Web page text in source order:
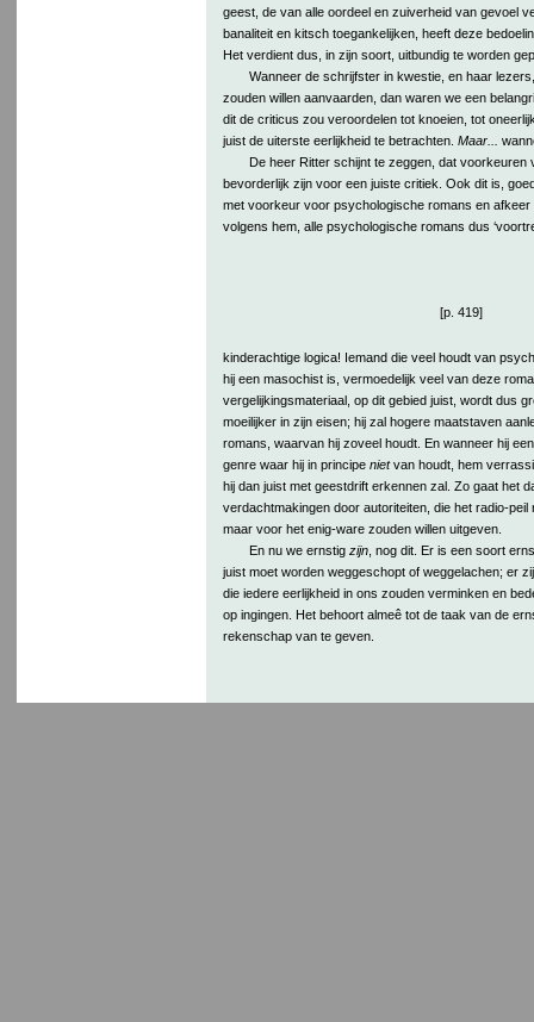
geest, de van alle oordeel en zuiverheid van gevoel
banaliteit en kitsch toegankelijken, heeft deze
Het verdient dus, in zijn soort, uitbundig te worden
Wanneer de schrijfster in kwestie, en haar
zouden willen aanvaarden, dan waren we een
dit de criticus zou veroordelen tot knoeien, tot
juist de uiterste eerlijkheid te betrachten. Maar...
De heer Ritter schijnt te zeggen, dat voorkeuren
bevorderlijk zijn voor een juiste critiek. Ook dit is,
met voorkeur voor psychologische romans en
volgens hem, alle psychologische romans dus
[p. 419]
kinderachtige logica! Iemand die veel houdt van
hij een masochist is, vermoedelijk veel van deze
vergelijkingsmateriaal, op dit gebied juist, wordt dus
moeilijker in zijn eisen; hij zal hogere maatstaven
romans, waarvan hij zoveel houdt. En wanneer hij
genre waar hij in principe nietvan houdt, hem
hij dan juist met geestdrift erkennen zal. Zo gaat het
verdachtmakingen door autoriteiten, die het radio-
maar voor het enig-ware zouden willen uitgeven.
En nu we ernstig zijn, nog dit. Er is een soort
juist moet worden weggeschopt of weggelachen; er
die iedere eerlijkheid in ons zouden verminken en
op ingingen. Het behoort almeê tot de taak van de
rekenschap van te geven.